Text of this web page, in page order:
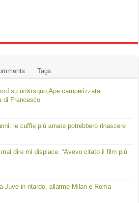
Tags
su un&rsquo;Ape camperizzata:
di Francesco
le cuffie più amate potrebbero rinascere
dire mi dispiace. “Avevo citato il film più
Juve in ritardo, allarme Milan e Roma